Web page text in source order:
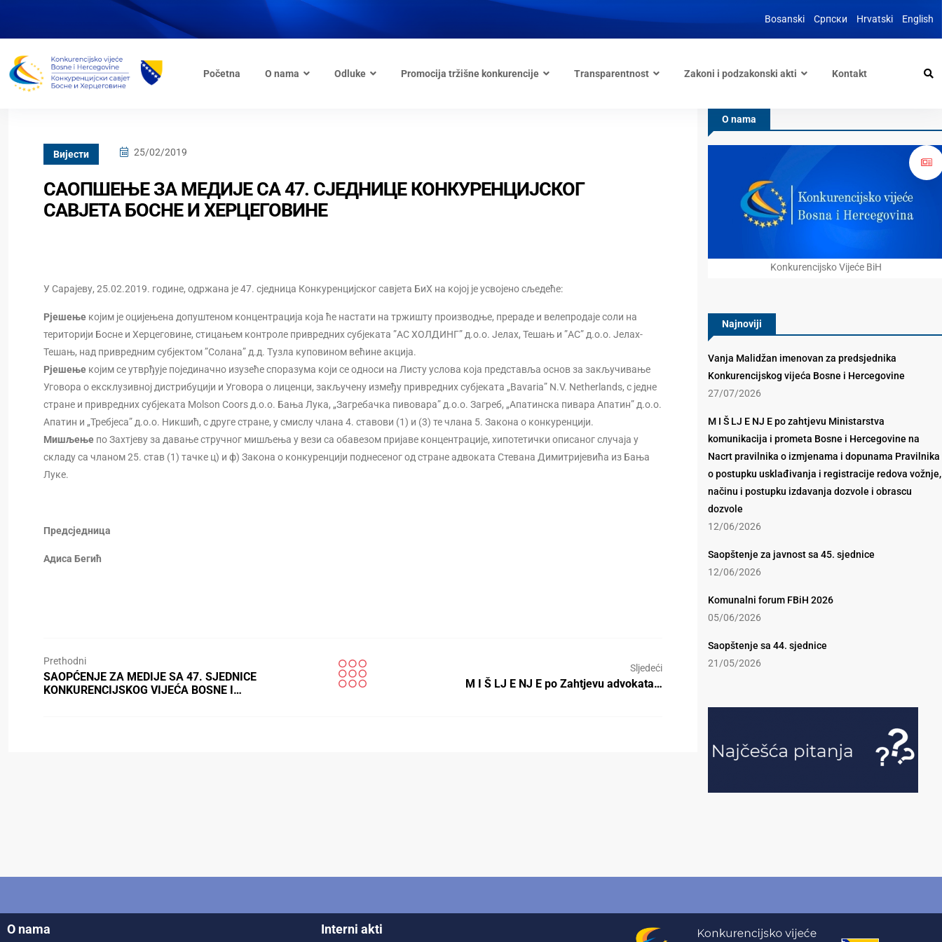
Bosanski Српски Hrvatski English
Početna O nama Odluke Promocija tržišne konkurencije Transparentnost Zakoni i podzakonski akti Kontakt
Вијести 25/02/2019
САОПШЕЊЕ ЗА МЕДИЈЕ СА 47. СЈЕДНИЦЕ КОНКУРЕНЦИЈСКОГ
САВЈЕТА БОСНЕ И ХЕРЦЕГОВИНЕ
У Сарајеву, 25.02.2019. године, одржана је 47. сједница Конкуренцијског савјета БиХ на којој је усвојено сљедеће:
Рјешење којим је оцијењена допуштеном концентрација која ће настати на тржишту производње, прераде и велепродаје соли на
територији Босне и Херцеговине, стицањем контроле привредних субјеката ”АС ХОЛДИНГ” д.о.о. Јелах, Тешањ и ”АС” д.о.о. Јелах-
Тешањ, над привредним субјектом ”Солана” д.д. Тузла куповином већине акција.
Рјешење којим се утврђује појединачно изузеће споразума који се односи на Листу услова која представља основ за закључивање
Уговора о ексклузивној дистрибуцији и Уговора о лиценци, закључену између привредних субјеката „Bavaria” N.V. Netherlands, с једне
стране и привредних субјеката Molson Coors д.о.о. Бања Лука, „Загребачка пивовара” д.о.о. Загреб, „Апатинска пивара Апатин” д.о.о.
Апатин и „Требјеса” д.о.о. Никшић, с друге стране, у смислу члана 4. ставови (1) и (3) те члана 5. Закона о конкуренцији.
Мишљење по Захтјеву за давање стручног мишљења у вези са обавезом пријаве концентрације, хипотетички описаног случаја у
складу са чланом 25. став (1) тачке ц) и ф) Закона о конкуренцији поднесеног од стране адвоката Стевана Димитријевића из Бања
Луке.
Предсједница
Адиса Бегић
Prethodni
SAOPĆENJE ZA MEDIJE SA 47. SJEDNICE
KONKURENCIJSKOG VIJEĆA BOSNE I…
Sljedeći
M I Š LJ E NJ E po Zahtjevu advokata…
O nama
Konkurencijsko Vijeće BiH
Najnoviji
Vanja Malidžan imenovan za predsjednika
Konkurencijskog vijeća Bosne i Hercegovine
27/07/2026
M I Š LJ E NJ E po zahtjevu Ministarstva
komunikacija i prometa Bosne i Hercegovine na
Nacrt pravilnika o izmjenama i dopunama Pravilnika
o postupku usklađivanja i registracije redova vožnje,
načinu i postupku izdavanja dozvole i obrascu
dozvole
12/06/2026
Saopštenje za javnost sa 45. sjednice
12/06/2026
Komunalni forum FBiH 2026
05/06/2026
Saopštenje sa 44. sjednice
21/05/2026
O nama Interni akti